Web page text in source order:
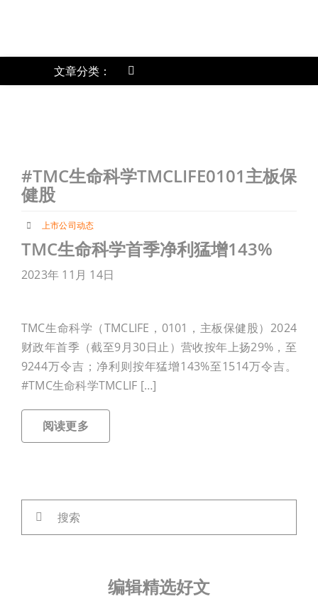
文章分类：
Toggle
文章分类
付费会员专区
联络我们
#TMC生命科学TMCLIFE0101主板保
健股
上市公司动态
TMC生命科学首季净利猛增143%
2023年 11月 14日
TMC生命科学（TMCLIFE，0101，主板保健股）2024
财政年首季（截至9月30日止）营收按年上扬29%，至
9244万令吉；净利则按年猛增143%至1514万令吉。
#TMC生命科学TMCLIF […]
阅读更多
编辑精选好文